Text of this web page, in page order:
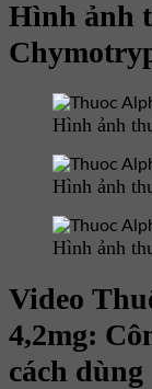
Hình ảnh
Hình ảnh
Hình ảnh
Hình ảnh
Video
4,2mg:
cách dùng